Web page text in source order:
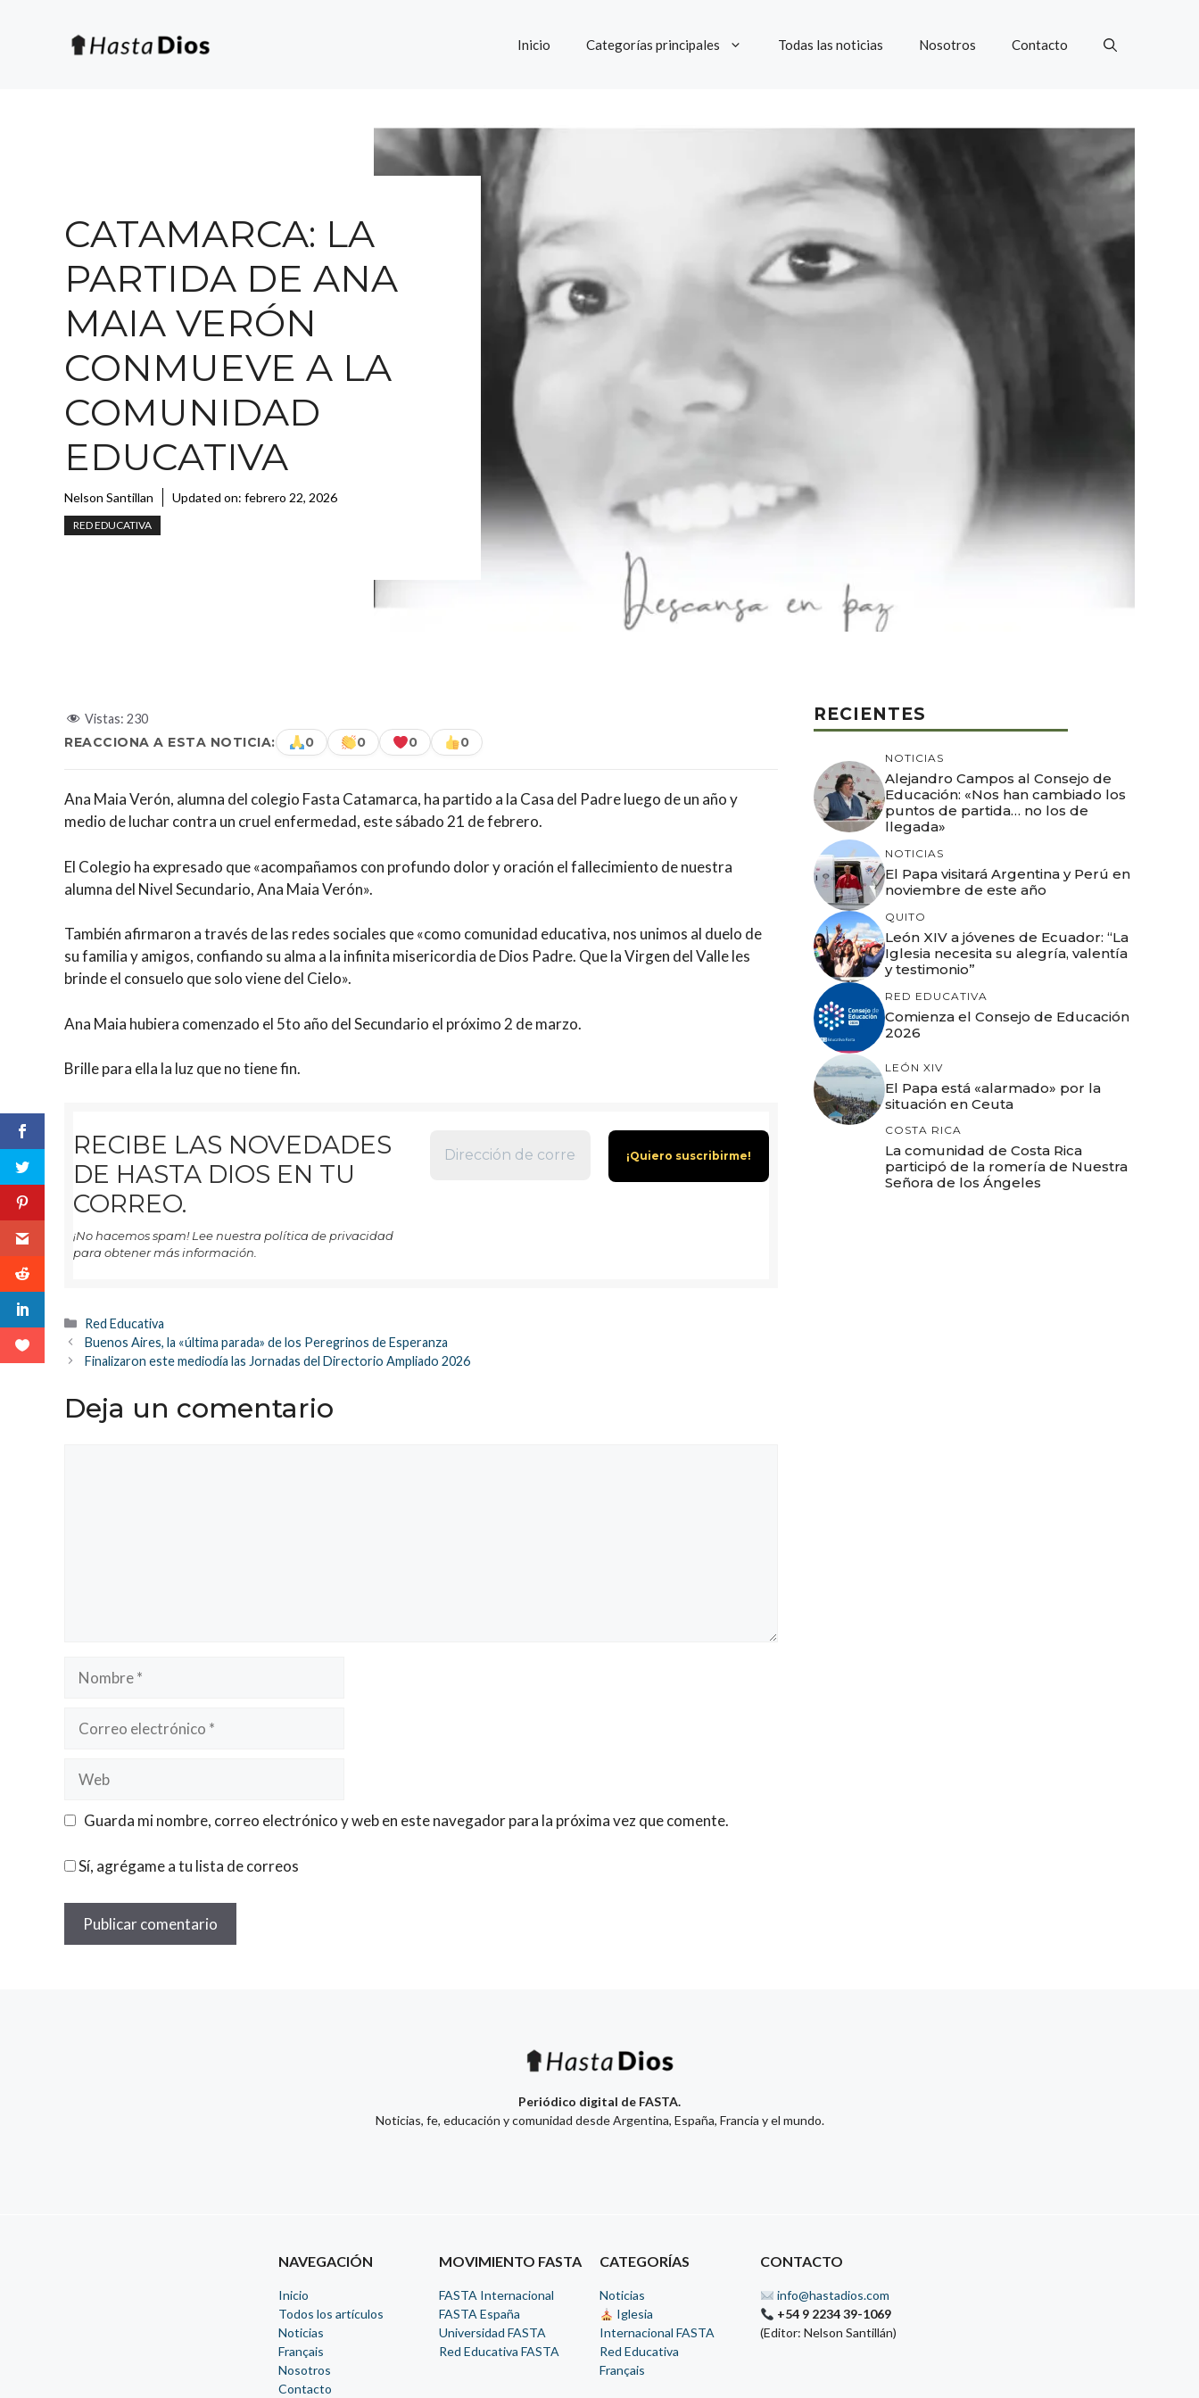
Inicio Categorías principales Todas las noticias Nosotros Contacto
CATAMARCA: LA
PARTIDA DE ANA
MAIA VERÓN
CONMUEVE A LA
COMUNIDAD
EDUCATIVA
Nelson Santillan Updated on: febrero 22, 2026
RED EDUCATIVA
Vistas: 230
REACCIONA A ESTA NOTICIA: 0 0 0 0
Ana Maia Verón, alumna del colegio Fasta Catamarca, ha partido a la Casa del Padre luego de un año y
medio de luchar contra un cruel enfermedad, este sábado 21 de febrero.
El Colegio ha expresado que «acompañamos con profundo dolor y oración el fallecimiento de nuestra
alumna del Nivel Secundario, Ana Maia Verón».
También afirmaron a través de las redes sociales que «como comunidad educativa, nos unimos al duelo de
su familia y amigos, confiando su alma a la infinita misericordia de Dios Padre. Que la Virgen del Valle les
brinde el consuelo que solo viene del Cielo».
Ana Maia hubiera comenzado el 5to año del Secundario el próximo 2 de marzo.
​Brille para ella la luz que no tiene fin.
RECIBE LAS NOVEDADES
DE HASTA DIOS EN TU
CORREO.
¡No hacemos spam! Lee nuestra política de privacidad
para obtener más información.
Categorías
Red Educativa
Buenos Aires, la «última parada» de los Peregrinos de Esperanza
Finalizaron este mediodía las Jornadas del Directorio Ampliado 2026
Deja un comentario
electrónico
Guarda mi nombre, correo electrónico y web en este navegador para la próxima vez que comente.
Sí, agrégame a tu lista de correos
RECIENTES
NOTICIAS
Alejandro Campos al Consejo de
Educación: «Nos han cambiado los
puntos de partida… no los de
llegada»
NOTICIAS
El Papa visitará Argentina y Perú en
noviembre de este año
QUITO
León XIV a jóvenes de Ecuador: “La
Iglesia necesita su alegría, valentía
y testimonio”
RED EDUCATIVA
Comienza el Consejo de Educación
2026
LEÓN XIV
El Papa está «alarmado» por la
situación en Ceuta
COSTA RICA
La comunidad de Costa Rica
participó de la romería de Nuestra
Señora de los Ángeles
Periódico digital de FASTA.
Noticias, fe, educación y comunidad desde Argentina, España, Francia y el mundo.
NAVEGACIÓN
Inicio
Todos los artículos
Noticias
Français
Nosotros
Contacto
MOVIMIENTO FASTA
FASTA Internacional
FASTA España
Universidad FASTA
Red Educativa FASTA
CATEGORÍAS
Noticias
Iglesia
Internacional FASTA
Red Educativa
Français
CONTACTO
info@hastadios.com
+54 9 2234 39-1069
(Editor: Nelson Santillán)